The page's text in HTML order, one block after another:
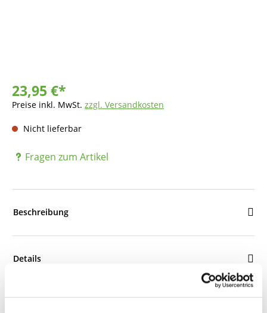
23,95 €*
Preise inkl. MwSt. zzgl. Versandkosten
Nicht lieferbar
Fragen zum Artikel
Beschreibung
Details